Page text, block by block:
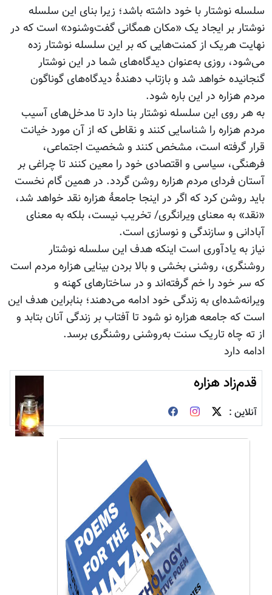
سلسله نوشتار با خود داشته باشد؛ زیرا بنای این سلسله
نوشتار بر ایجاد یک «مکان همگانی گفت‌وشنود» است که در
نهایت هریک از کمنت‌هایی که بر این سلسله نوشتار زده
می‌شود، روزی به‌عنوان دیدگاه‌های شما در این نوشتار
گنجانیده خواهد شد و بازتاب دهندۀ دیدگاه‌های گوناگون
مردم هزاره در این باره شود.
به هر روی این سلسله نوشتار بنا دارد تا مدخل‌های آسیب
مردم هزاره را شناسایی کنند و نقاطی که از آن مورد خیانت
قرار گرفته است، مشخص کنند و شخصیت اجتماعی،
فرهنگی، سیاسی و اقتصادی خود را معین کنند تا چراغی بر
آستان فردای مردم هزاره روشن گردد. در همین گام نخست
باید روشن کرد که اگر در اینجا جامعۀ هزاره نقد خواهد شد،
«نقد» به معنای ویرانگری/ تخریب نیست، بلکه به معنای
آبادانی و سازندگی و نوسازی است.
نیاز به یادآوری است اینکه هدف این سلسله نوشتار
روشنگری، روشنی بخشی و بالا بردن بینایی هزاره مردم است
که سر خود را خم گرفته‌اند و در ساختارهای کهنه و
ویرانه‌شده‌ای به زندگی خود ادامه می‌دهند؛ بنابراین هدف این
است که جامعه هزاره نو شود تا آفتاب بر زندگی آنان بتابد و
از ته چاه تاریک سنت به‌روشنی روشنگری برسد.
ادامه دارد
قدم‌زاد هزاره
آنلاین :